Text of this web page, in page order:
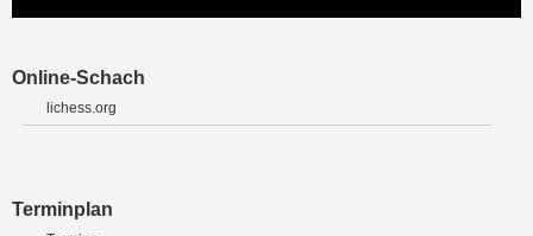
Online-Schach
lichess.org
Terminplan